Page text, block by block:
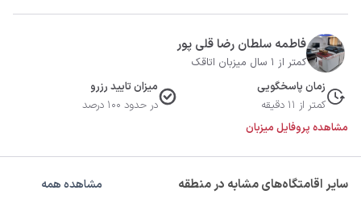
فاطمه سلطان رضا قلی پور
کمتر از 1 سال میزبان اتاقک
زمان پاسخگویی
کمتر از 11 دقیقه
میزان تایید رزرو
در حدود 100 درصد
مشاهده پروفایل میزبان
سایر اقامتگاه‌های مشابه در منطقه مشاهده همه